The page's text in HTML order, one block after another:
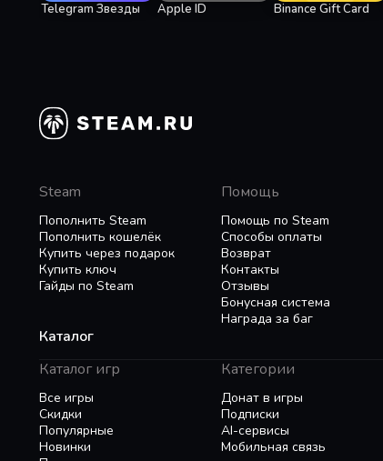
Telegram Звезды Apple ID Binance Gift Card
Steam
Пополнить Steam
Пополнить кошелёк
Купить через подарок
Купить ключ
Гайды по Steam
Помощь
Помощь по Steam
Способы оплаты
Возврат
Контакты
Отзывы
Бонусная система
Награда за баг
Каталог
Каталог игр
Все игры
Скидки
Популярные
Новинки
Категории
Донат в игры
Подписки
AI-сервисы
Мобильная связь